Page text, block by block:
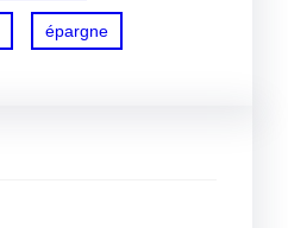
épargne